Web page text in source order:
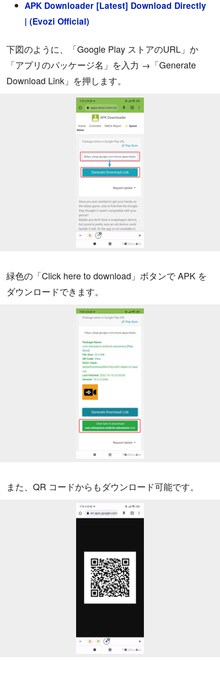
APK Downloader [Latest] Download Directly
| (Evozi Official)
下図のように、「Google Play ストアのURL」か
「アプリのパッケージ名」を入力 →「Generate
Download Link」を押します。
緑色の「Click here to download」ボタンで APK を
ダウンロードできます。
また、QR コードからもダウンロード可能です。